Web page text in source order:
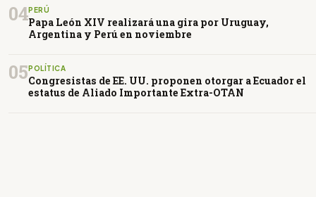
04PERÚ
Papa León XIV realizará una gira por Uruguay,
Argentina y Perú en noviembre
05POLÍTICA
Congresistas de EE. UU. proponen otorgar a Ecuador el
estatus de Aliado Importante Extra-OTAN